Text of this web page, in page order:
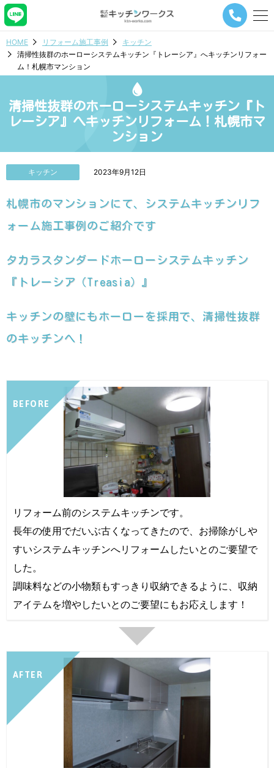
メ
ー
ビ
シ
ョ
タ
HOME リフォーム施工事例
キッチン
清掃性抜群のホーローシステムキッチン『トレーシア』へキッチンリフォー
ム！札幌市マンション
清掃性抜群のホーローシステムキッチン『ト
レーシア』へキッチンリフォーム！札幌市マ
ンション
キッチン 2023年9月12日
札幌市のマンションにて、システムキッチンリフ
ォーム施工事例のご紹介です
タカラスタンダードホーローシステムキッチン
『トレーシア（Treasia）』
キッチンの壁にもホーローを採用で、清掃性抜群
のキッチンへ！
BEFORE
リフォーム前のシステムキッチンです。
長年の使用でだいぶ古くなってきたので、お掃除がしや
すいシステムキッチンへリフォームしたいとのご要望で
した。
調味料などの小物類もすっきり収納できるように、収納
アイテムを増やしたいとのご要望にもお応えします！
AFTER